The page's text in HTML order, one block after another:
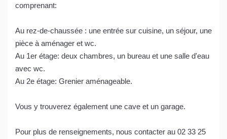
comprenant:
Au rez-de-chaussée : une entrée sur cuisine, un séjour, une
pièce à aménager et wc.
Au 1er étage: deux chambres, un bureau et une salle d'eau
avec wc.
Au 2e étage: Grenier aménageable.
Vous y trouverez également une cave et un garage.
Pour plus de renseignements, nous contacter au 02 33 25